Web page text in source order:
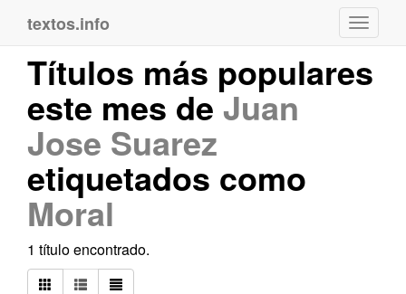
textos.info
Títulos más populares
este mes deJuan
Jose Suarez
etiquetados como
Moral
1 título encontrado.